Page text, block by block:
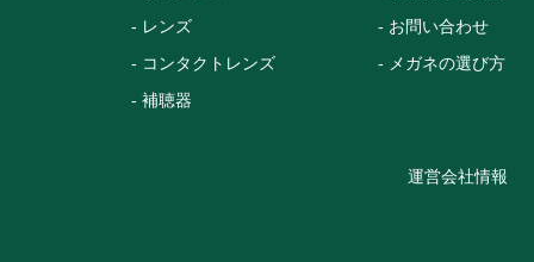
レンズ
コンタクトレンズ
補聴器
お問い合わせ
メガネの選び方
運営会社情報